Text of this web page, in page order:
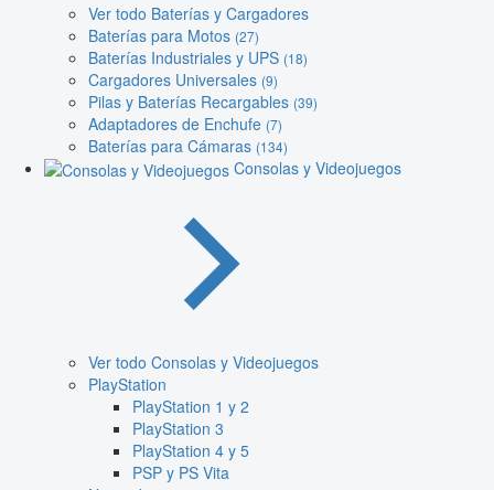
Ver todo Baterías y Cargadores
Baterías para Motos (27)
Baterías Industriales y UPS (18)
Cargadores Universales (9)
Pilas y Baterías Recargables (39)
Adaptadores de Enchufe (7)
Baterías para Cámaras (134)
Consolas y Videojuegos
Ver todo Consolas y Videojuegos
PlayStation
PlayStation 1 y 2
PlayStation 3
PlayStation 4 y 5
PSP y PS Vita